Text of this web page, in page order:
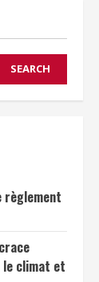
SEARCH
règlement
le climat et